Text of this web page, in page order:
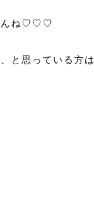
んね♡♡♡
と思っている方は